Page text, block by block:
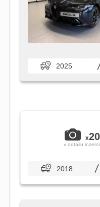
2025
x20
v detailu
2018